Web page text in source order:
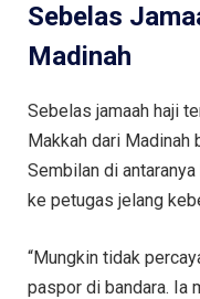
Sebelas
Madinah
Sebelas jamaah haji
Makkah dari
Sembilan di
ke petugas jelang
“Mungkin tidak
paspor di bandara. Ia